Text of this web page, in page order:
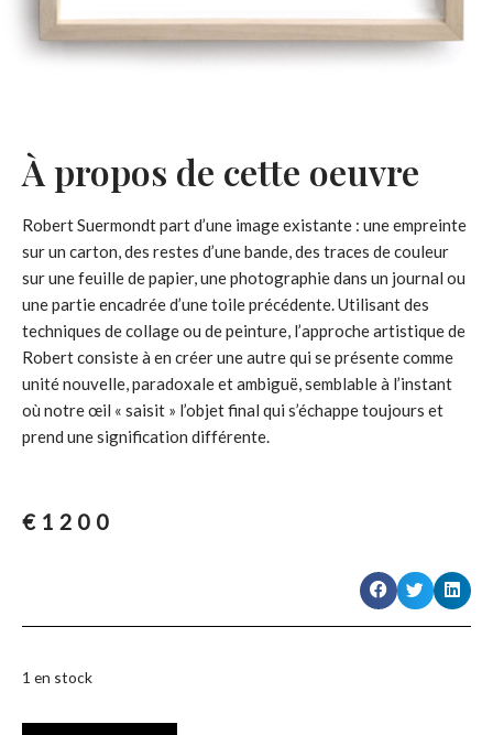
À propos de cette oeuvre
Robert Suermondt part d’une image existante : une empreinte
sur un carton, des restes d’une bande, des traces de couleur
sur une feuille de papier, une photographie dans un journal ou
une partie encadrée d’une toile précédente. Utilisant des
techniques de collage ou de peinture, l’approche artistique de
Robert consiste à en créer une autre qui se présente comme
unité nouvelle, paradoxale et ambiguë, semblable à l’instant
où notre œil « saisit » l’objet final qui s’échappe toujours et
prend une signification différente.
€ 1200
1 en stock